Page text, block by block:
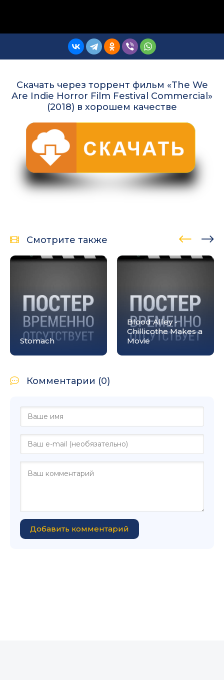
Скачать через торрент фильм «The We
Are Indie Horror Film Festival Commercial»
(2018) в хорошем качестве
Смотрите также
Stomach
Blood Alley -
Chillicothe Makes a
Movie
Комментарии (0)
Добавить комментарий